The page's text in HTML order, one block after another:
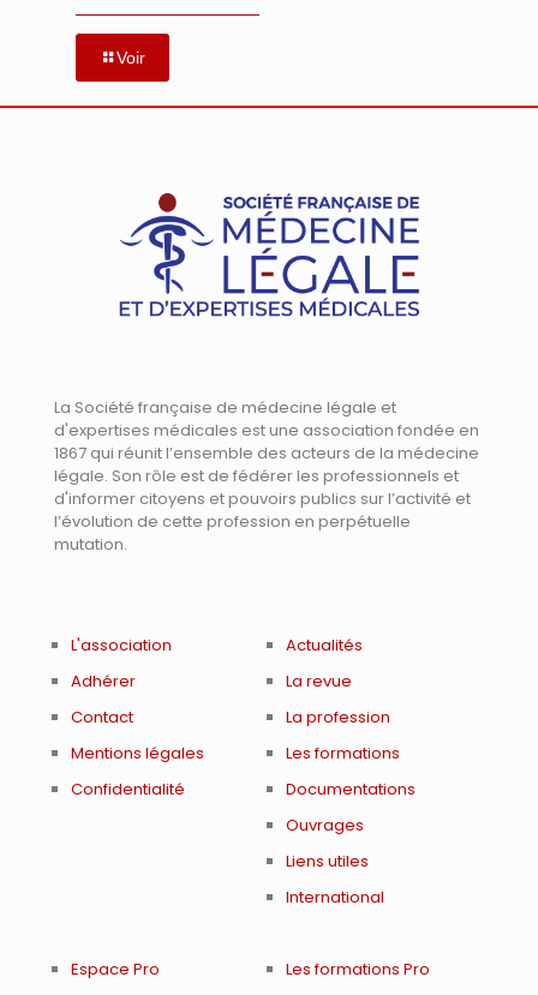
Voir
La Société française de médecine légale et
d'expertises médicales est une association fondée en
1867 qui réunit l’ensemble des acteurs de la médecine
légale. Son rôle est de fédérer les professionnels et
d'informer citoyens et pouvoirs publics sur l’activité et
l’évolution de cette profession en perpétuelle
mutation.
L'association
Adhérer
Contact
Mentions légales
Confidentialité
Actualités
La revue
La profession
Les formations
Documentations
Ouvrages
Liens utiles
International
Espace Pro
Les formations Pro